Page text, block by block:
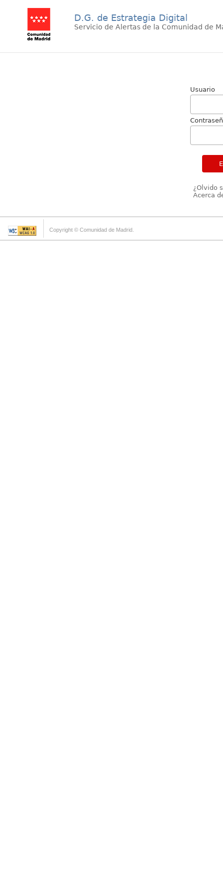
D.G. de Estrategia Digital
Servicio de Alertas de la Comunidad de
Usuario
¿Olvido
Acerca
Copyright © Comunidad de Madrid.